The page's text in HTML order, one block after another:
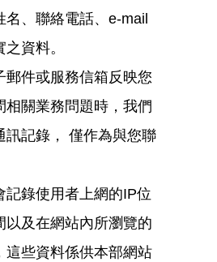
名、聯絡電話、e-mail
資料。
郵件或服務信箱反映您
相關業務問題時，我們
訊記錄， 僅作為與您聯
記錄使用者上網的IP位
以及在網站內所瀏覽的
這些資料係供本部網站